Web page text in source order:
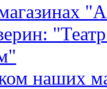
наших